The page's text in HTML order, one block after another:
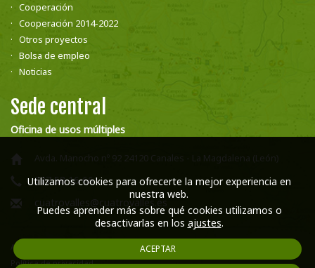
Cooperación
Cooperación 2014-2022
Otros proyectos
Bolsa de empleo
Noticias
Sede central
Oficina de usos múltiples
Avda. Manocho nº 92 24120 Canales - La Magdalena (León)
987 58 16 66
cuatrovalles@cuatrovalles.es
Aviso legal
Política de privacidad
Utilizamos cookies para ofrecerte la mejor experiencia en
nuestra web.
Puedes aprender más sobre qué cookies utilizamos o
desactivarlas en los ajustes.
ACEPTAR